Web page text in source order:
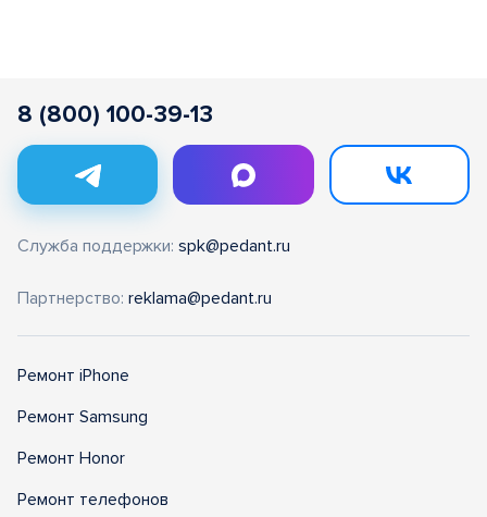
8 (800) 100-39-13
Служба поддержки: spk@pedant.ru
Партнерство: reklama@pedant.ru
Ремонт iPhone
Ремонт Samsung
Ремонт Honor
Ремонт телефонов